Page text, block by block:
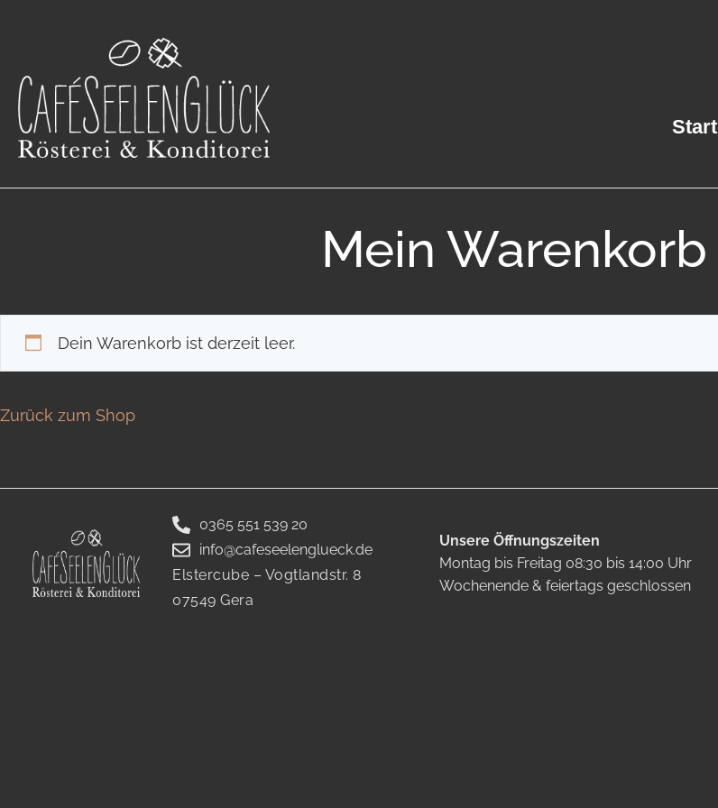
Start
Mein Warenkorb
Dein Warenkorb ist derzeit leer.
Zurück zum Shop
0365 551 539 20
info@cafeseelenglueck.de
Elstercube – Vogtlandstr. 8
07549 Gera
Unsere Öffnungszeiten
Montag bis Freitag 08:30 bis 14:00 Uhr
Wochenende & feiertags geschlossen